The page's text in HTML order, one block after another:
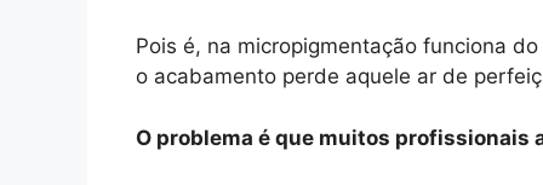
Pois é, na micropigmentação funciona
o acabamento perde aquele ar de
O problema é que muitos profissionais